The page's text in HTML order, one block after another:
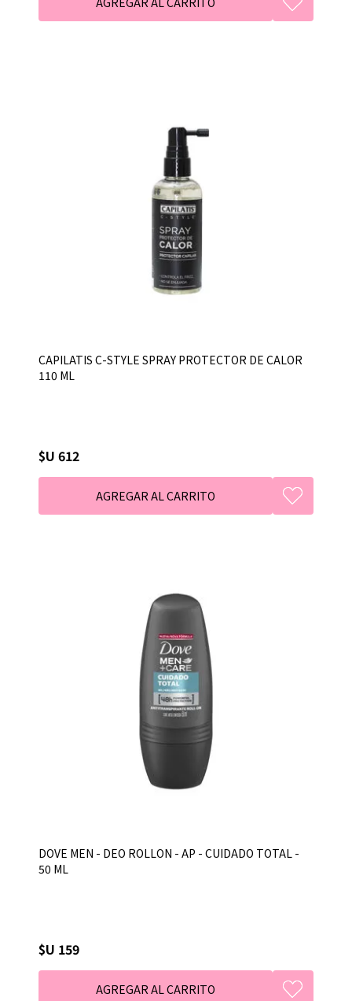
CAPILATIS C-STYLE SPRAY PROTECTOR DE CALOR
110 ML
$U 612
DOVE MEN - DEO ROLLON - AP - CUIDADO TOTAL -
50 ML
$U 159